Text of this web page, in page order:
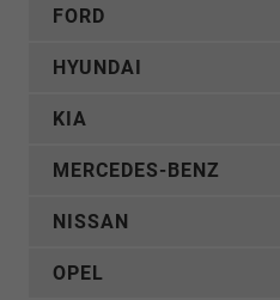
FORD
HYUNDAI
KIA
MERCEDES-BENZ
NISSAN
OPEL